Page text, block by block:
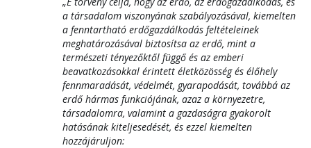
a társadalom viszonyának szabályozásával, kiemelten
a fenntartható erdőgazdálkodás feltételeinek
meghatározásával biztosítsa az erdő, mint a
természeti tényezőktől függő és az emberi
beavatkozásokkal érintett életközösség és élőhely
fennmaradását, védelmét, gyarapodását, továbbá az
erdő hármas funkciójának, azaz a környezetre,
társadalomra, valamint a gazdaságra gyakorolt
hatásának kiteljesedését, és ezzel kiemelten
hozzájáruljon: